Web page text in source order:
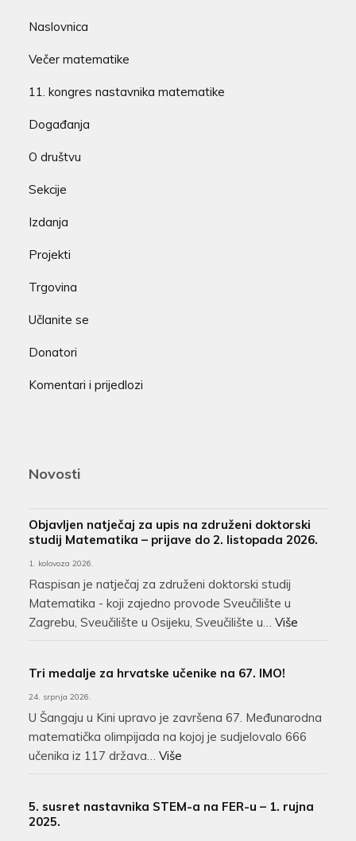
Naslovnica
Večer matematike
11. kongres nastavnika matematike
Događanja
O društvu
Sekcije
Izdanja
Projekti
Trgovina
Učlanite se
Donatori
Komentari i prijedlozi
Novosti
Objavljen natječaj za upis na združeni doktorski
studij Matematika – prijave do 2. listopada 2026.
1. kolovoza 2026.
Raspisan je natječaj za združeni doktorski studij
Matematika - koji zajedno provode Sveučilište u
Zagrebu, Sveučilište u Osijeku, Sveučilište u… Više
Tri medalje za hrvatske učenike na 67. IMO!
24. srpnja 2026.
U Šangaju u Kini upravo je završena 67. Međunarodna
matematička olimpijada na kojoj je sudjelovalo 666
učenika iz 117 država… Više
5. susret nastavnika STEM-a na FER-u – 1. rujna
2025.